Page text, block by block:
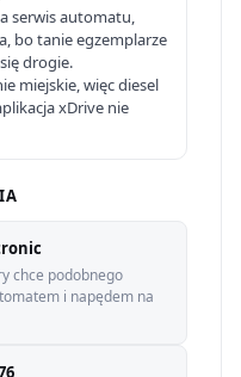
serwis automatu,
bo tanie egzemplarze
drogie.
miejskie, więc diesel
xDrive nie
chce podobnego
i napędem na